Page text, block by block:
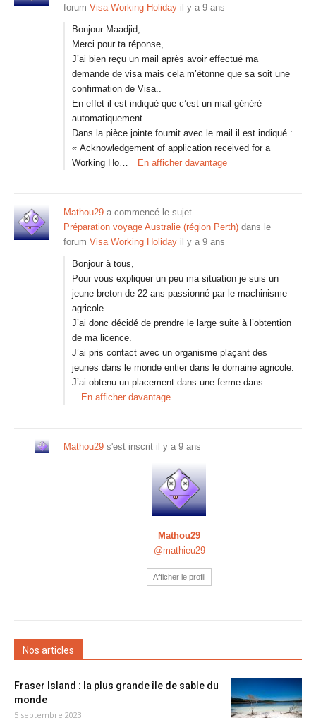
forum Visa Working Holiday il y a 9 ans
Bonjour Maadjid,
Merci pour ta réponse,
J’ai bien reçu un mail après avoir effectué ma
demande de visa mais cela m’étonne que sa soit une
confirmation de Visa..
En effet il est indiqué que c’est un mail généré
automatiquement.
Dans la pièce jointe fournit avec le mail il est indiqué :
« Acknowledgement of application received for a
Working Ho…
En afficher davantage
Mathou29 a commencé le sujet
Préparation voyage Australie (région Perth) dans le
forum Visa Working Holiday il y a 9 ans
Bonjour à tous,
Pour vous expliquer un peu ma situation je suis un
jeune breton de 22 ans passionné par le machinisme
agricole.
J’ai donc décidé de prendre le large suite à l’obtention
de ma licence.
J’ai pris contact avec un organisme plaçant des
jeunes dans le monde entier dans le domaine agricole.
J’ai obtenu un placement dans une ferme dans…
En afficher davantage
Mathou29 s'est inscrit il y a 9 ans
Mathou29
@mathieu29
Afficher le profil
Nos articles
Fraser Island : la plus grande île de sable du
monde
5 septembre 2023